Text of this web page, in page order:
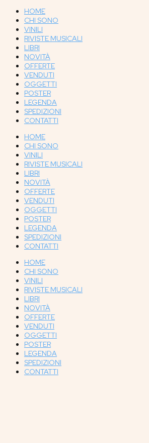
HOME
CHI SONO
VINILI
RIVISTE MUSICALI
LIBRI
NOVITÀ
OFFERTE
VENDUTI
OGGETTI
POSTER
LEGENDA
SPEDIZIONI
CONTATTI
HOME
CHI SONO
VINILI
RIVISTE MUSICALI
LIBRI
NOVITÀ
OFFERTE
VENDUTI
OGGETTI
POSTER
LEGENDA
SPEDIZIONI
CONTATTI
HOME
CHI SONO
VINILI
RIVISTE MUSICALI
LIBRI
NOVITÀ
OFFERTE
VENDUTI
OGGETTI
POSTER
LEGENDA
SPEDIZIONI
CONTATTI